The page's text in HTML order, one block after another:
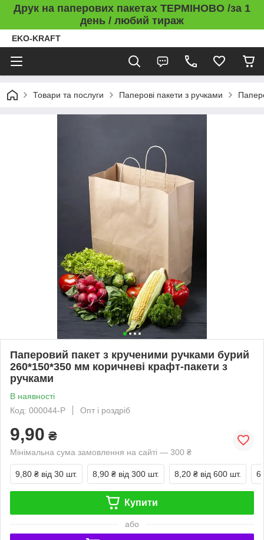
Друк на паперових пакетах ТЕРМІНОВО /за 1
день / любий тираж
EKO-KRAFT
Товари та послуги Паперові пакети з ручками
Паперовий пакет з крученими ручками бурий
260*150*350 мм коричневі крафт-пакети з
ручками
В наявності
Код: 000044-Р
Опт і роздріб
9,90 ₴
Мінімальна сума замовлення на сайті — 300 ₴
9,80 ₴ від 30 шт. 8,90 ₴ від 300 шт. 8,20 ₴ від 600 шт.
Купити
або